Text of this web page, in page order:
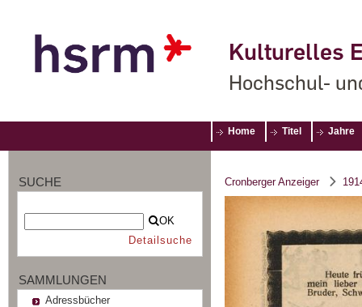
Kulturelles
Hochschul-
Home Titel Jahre
SUCHE
OK
Detailsuche
SAMMLUNGEN
Adressbücher
Cronberger Anzeiger